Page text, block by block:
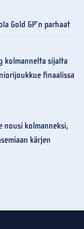
Gold GP’n parhaat
kolmannelta sijalta
finaalissa
nousi kolmanneksi,
kärjen